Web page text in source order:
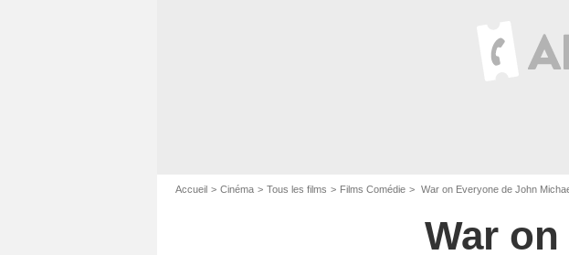
Accueil Cinéma Tous les films Films Comédie War on Everyone de John
War